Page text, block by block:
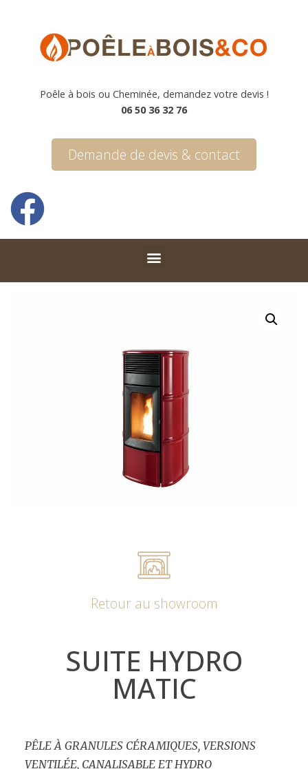
Poêle à bois ou Cheminée, demandez votre devis !
06 50 36 32 76
Demande de devis & contact
Retour au showroom
SUITE HYDRO
MATIC
PÊLE À GRANULES CÉRAMIQUES, VERSIONS
VENTILÉE, CANALISABLE ET HYDRO